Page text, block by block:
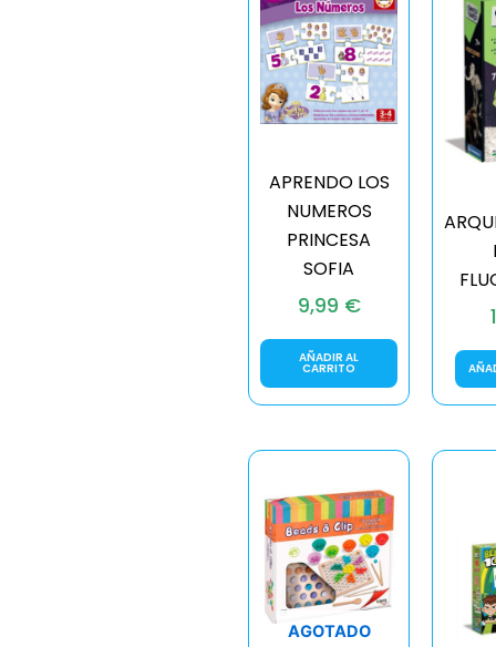
APRENDO LOS
NUMEROS
PRINCESA
SOFIA
9,99 €
AÑADIR AL
CARRITO
AGOTADO